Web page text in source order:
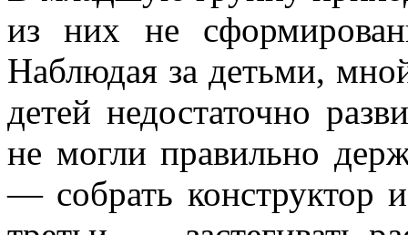
из них не
Наблюдая за детьми,
детей недостаточно
не могли правильно
— собрать конструктор